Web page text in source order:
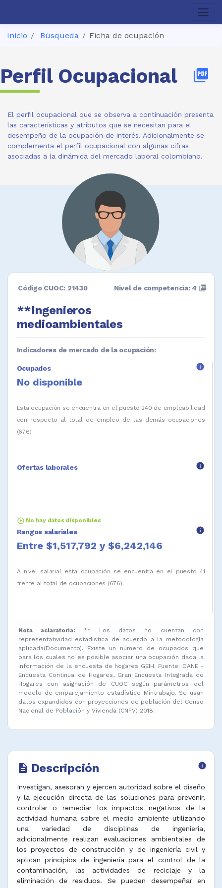
Inicio Búsqueda Ficha de ocupación
Perfil Ocupacional picture_as_pdf
El perfil ocupacional que se observa a continuación presenta
las características y atributos que se necesitan para el
desempeño de la ocupación de interés. Adicionalmente se
complementa el perfil ocupacional con algunas cifras
asociadas a la dinámica del mercado laboral colombiano.
Código CUOC: 21430
**Ingenieros
medioambientales
Nivel de competencia: 4 picture_as_pdf
Indicadores de mercado de la ocupación:
Ocupados info
No disponible
Esta ocupación se encuentra en el puesto 240 de empleabilidad
con respecto al total de empleo de las demás ocupaciones
(676).
Ofertas laborales info
arrow_circle_up No hay datos disponibles
Rangos salariales info
Entre $1,517,792 y $6,242,146
A nivel salarial esta ocupación se encuentra en el puesto 41
frente al total de ocupaciones (676).
Nota aclaratoria:
** Los datos no cuentan con
representatividad estadística de acuerdo a la metodología
aplicada(Documento). Existe un número de ocupados que
para los cuales no es posible asociar una ocupación dada la
información de la encuesta de hogares GEIH. Fuente: DANE -
Encuesta Continua de Hogares, Gran Encuesta Integrada de
Hogares con asignación de CUOC según parámetros del
modelo de emparejamiento estadístico Mintrabajo. Se usan
datos expandidos con proyecciones de población del Censo
Nacional de Población y Vivienda (CNPV) 2018.
description Descripción info
Investigan, asesoran y ejercen autoridad sobre el diseño
y la ejecución directa de las soluciones para prevenir,
controlar o remediar los impactos negativos de la
actividad humana sobre el medio ambiente utilizando
una variedad de disciplinas de ingeniería,
adicionalmente realizan evaluaciones ambientales de
los proyectos de construcción y de ingeniería civil y
aplican principios de ingeniería para el control de la
contaminación, las actividades de reciclaje y la
eliminación de residuos. Se pueden desempeñar en